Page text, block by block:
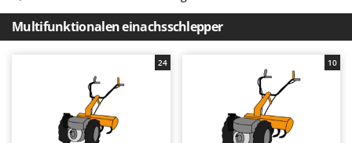
Akku Gartenscheren
Akku Gras- und Strauchscheren
Allzwecktransporter - Motorschubkarren
Alu-Teleskopleitern
Anbaubagger Heckbagger für Traktoren
AgriEuro TOP-LINE
AGT
AL-KO
ALA 2000
Multifunktionalen einachsschlepper
24 10